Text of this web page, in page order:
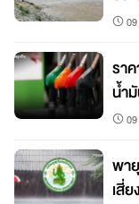
รา
น้ำ
พา
เสี่